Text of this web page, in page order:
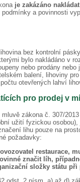
je zakázáno
a povinnosti
bez kontrolní
bylo nakládáno v
nebo prodány
balení, lihoviny
otevřených lahví
pro prodej v
zákona č. 307/
užití fyzickou
lihu pouze na
požadavky:
restaurace,
značit líh,
složky státu